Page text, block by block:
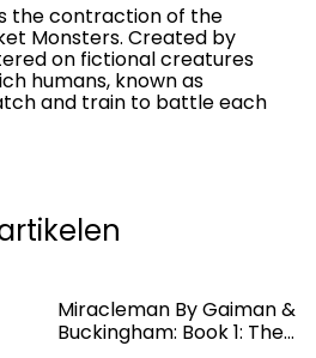
the contraction of the
Monsters. Created by
on fictional creatures
humans, known as
and train to battle each
Miracleman By Gaiman &
Buckingham: Book 1: The